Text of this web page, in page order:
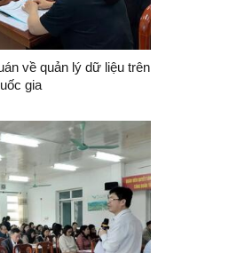
về quản lý dữ liệu trên
gia